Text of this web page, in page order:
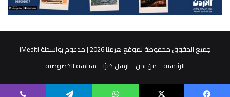
جميع الحقوق محفوظة لموقع هرمنا 2026 | مدعوم بواسطة
iMediti
الرئيسية
من نحن ارسل خبرًا سياسة الخصوصية